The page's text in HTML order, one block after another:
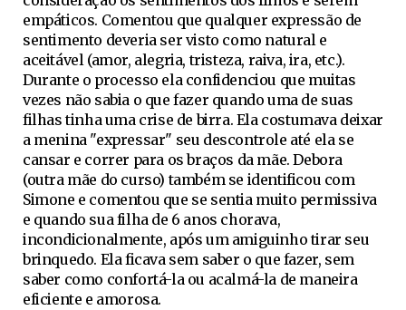
empáticos. Comentou que qualquer expressão de
sentimento deveria ser visto como natural e
aceitável (amor, alegria, tristeza, raiva, ira, etc.).
Durante o processo ela confidenciou que muitas
vezes não sabia o que fazer quando uma de suas
filhas tinha uma crise de birra. Ela costumava deixar
a menina "expressar" seu descontrole até ela se
cansar e correr para os braços da mãe. Debora
(outra mãe do curso) também se identificou com
Simone e comentou que se sentia muito permissiva
e quando sua filha de 6 anos chorava,
incondicionalmente, após um amiguinho tirar seu
brinquedo. Ela ficava sem saber o que fazer, sem
saber como confortá-la ou acalmá-la de maneira
eficiente e amorosa.